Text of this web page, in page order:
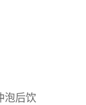
泡后饮